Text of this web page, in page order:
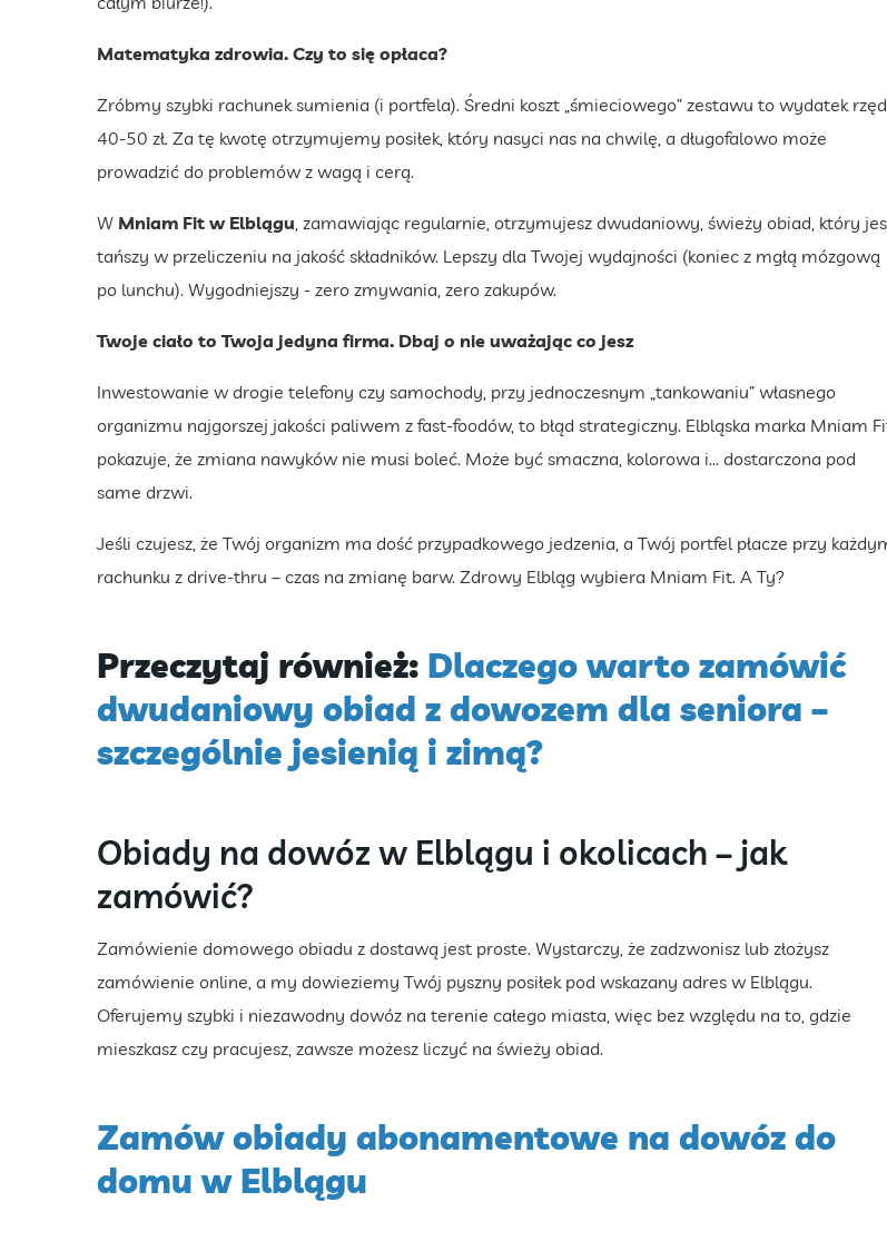
Matematyka zdrowia. Czy to się opłaca?
Zróbmy szybki rachunek sumienia (i portfela). Średni koszt „śmieciowego” zestawu to wydatek
40-50 zł. Za tę kwotę otrzymujemy posiłek, który nasyci nas na chwilę, a długofalowo może
prowadzić do problemów z wagą i cerą.
W Mniam Fit w Elblągu, zamawiając regularnie, otrzymujesz dwudaniowy, świeży obiad, który
tańszy w przeliczeniu na jakość składników. Lepszy dla Twojej wydajności (koniec z mgłą mózgową
po lunchu). Wygodniejszy - zero zmywania, zero zakupów.
Twoje ciało to Twoja jedyna firma. Dbaj o nie uważając co jesz
Inwestowanie w drogie telefony czy samochody, przy jednoczesnym „tankowaniu” własnego
organizmu najgorszej jakości paliwem z fast-foodów, to błąd strategiczny. Elbląska marka Mniam
pokazuje, że zmiana nawyków nie musi boleć. Może być smaczna, kolorowa i... dostarczona pod
same drzwi.
Jeśli czujesz, że Twój organizm ma dość przypadkowego jedzenia, a Twój portfel płacze przy
rachunku z drive-thru – czas na zmianę barw. Zdrowy Elbląg wybiera Mniam Fit. A Ty?
Przeczytaj również: Dlaczego warto zamówić
dwudaniowy obiad z dowozem dla seniora –
szczególnie jesienią i zimą?
Obiady na dowóz w Elblągu i okolicach – jak
zamówić?
Zamówienie domowego obiadu z dostawą jest proste. Wystarczy, że zadzwonisz lub złożysz
zamówienie online, a my dowieziemy Twój pyszny posiłek pod wskazany adres w Elblągu.
Oferujemy szybki i niezawodny dowóz na terenie całego miasta, więc bez względu na to, gdzie
mieszkasz czy pracujesz, zawsze możesz liczyć na świeży obiad.
Zamów obiady abonamentowe na dowóz do
domu w Elblągu